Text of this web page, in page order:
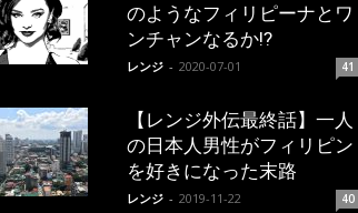
のようなフィリピーナとワ
ンチャンなるか!?
レンジ - 2020-07-01 41
【レンジ外伝最終話】一人
の日本人男性がフィリピン
を好きになった末路
レンジ - 2019-11-22 40